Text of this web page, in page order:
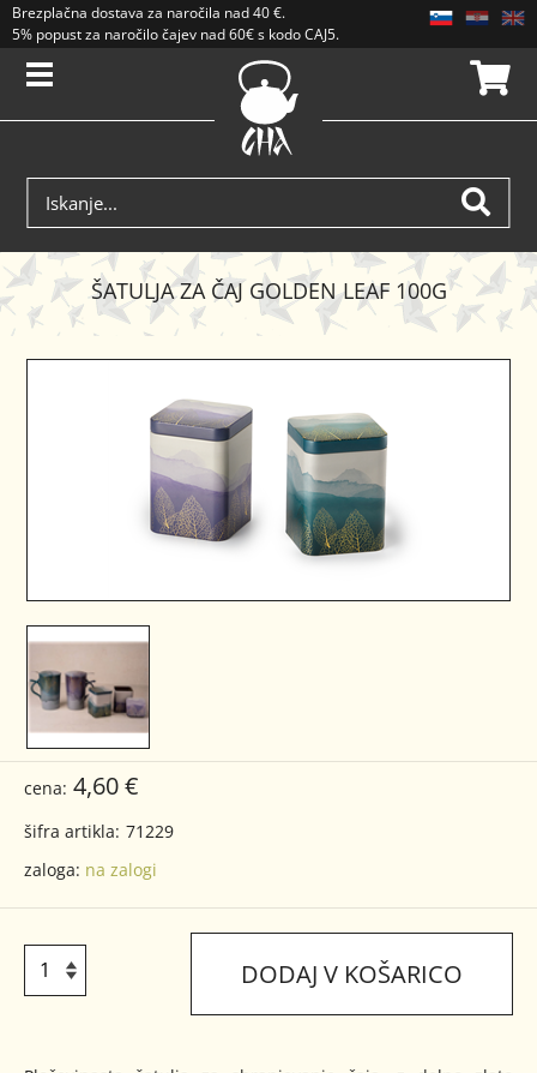
Brezplačna dostava za naročila nad40 €.
5% popust za naročilo čajev nad 60€ s kodo CAJ5. Popusti se ne seštevajo.
ŠATULJA ZA ČAJ GOLDEN LEAF 100G
cena: 4,60 €
šifra artikla: 71229
zaloga: na zalogi
DODAJ V KOŠARICO